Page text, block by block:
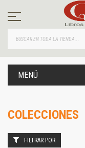
contenido
MENÚ
COLECCIONES
FILTRAR POR